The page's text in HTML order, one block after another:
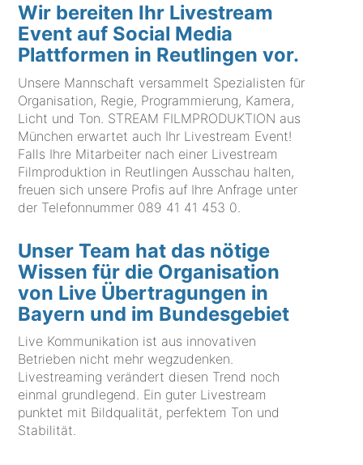
Wir bereiten Ihr Livestream
Event auf Social Media
Plattformen in Reutlingen vor.
Unsere Mannschaft versammelt Spezialisten für
Organisation, Regie, Programmierung, Kamera,
Licht und Ton. STREAM FILMPRODUKTION aus
München erwartet auch Ihr Livestream Event!
Falls Ihre Mitarbeiter nach einer Livestream
Filmproduktion in Reutlingen Ausschau halten,
freuen sich unsere Profis auf Ihre Anfrage unter
der Telefonnummer 089 41 41 453 0
Unser Team hat das nötige
Wissen für die Organisation
von Live Übertragungen in
Bayern und im Bundesgebiet
Live Kommunikation ist aus innovativen
Betrieben nicht mehr wegzudenken.
Livestreaming verändert diesen Trend noch
einmal grundlegend. Ein guter Livestream
punktet mit Bildqualität, perfektem Ton und
Stabilität.